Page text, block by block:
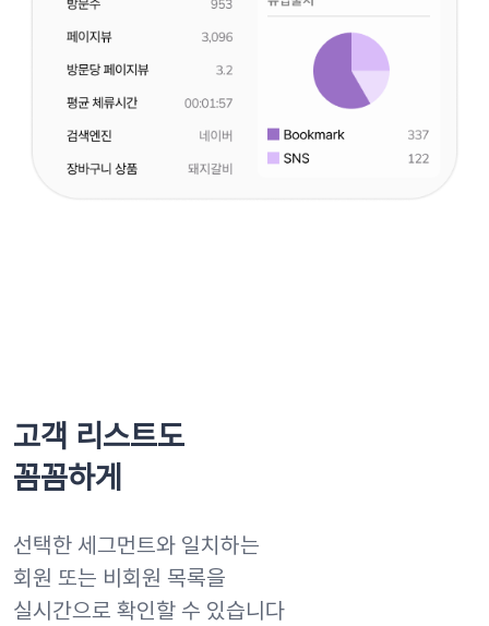
고객 리스트도
꼼꼼하게
선택한 세그먼트와 일치하는
회원 또는 비회원 목록을
실시간으로 확인할 수 있습니다